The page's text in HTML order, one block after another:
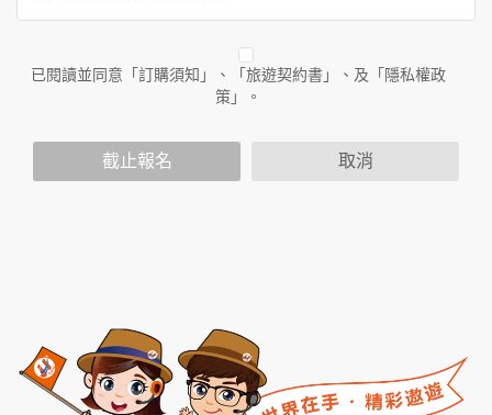
即表示您已閱讀、了解並同意接受本服務條款之所有內
容。如果您不同意本服務條款的內容，或者您所屬的國
家或地域排除本服務條款內容之全部或部分時，您應立
時，可能會依據該特定功能之性質，而須遵守本服務所
另行公告之服務條款或相關規定。此另行公告之服務條
人閱讀、了解並同意本服務條款之所有內容及其後之修
改變更，方得使用本服務。當您使用本服務時，即推定
您的父母或監護人已閱讀、了解並同意接受本服務條款
之所有內容及其後之修改變更。
已閱讀並同意「訂購須知」、「旅遊契約書」、及「隱私權政
策」。
截止報名 取消